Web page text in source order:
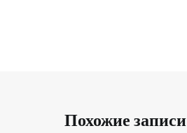
Похожие записи